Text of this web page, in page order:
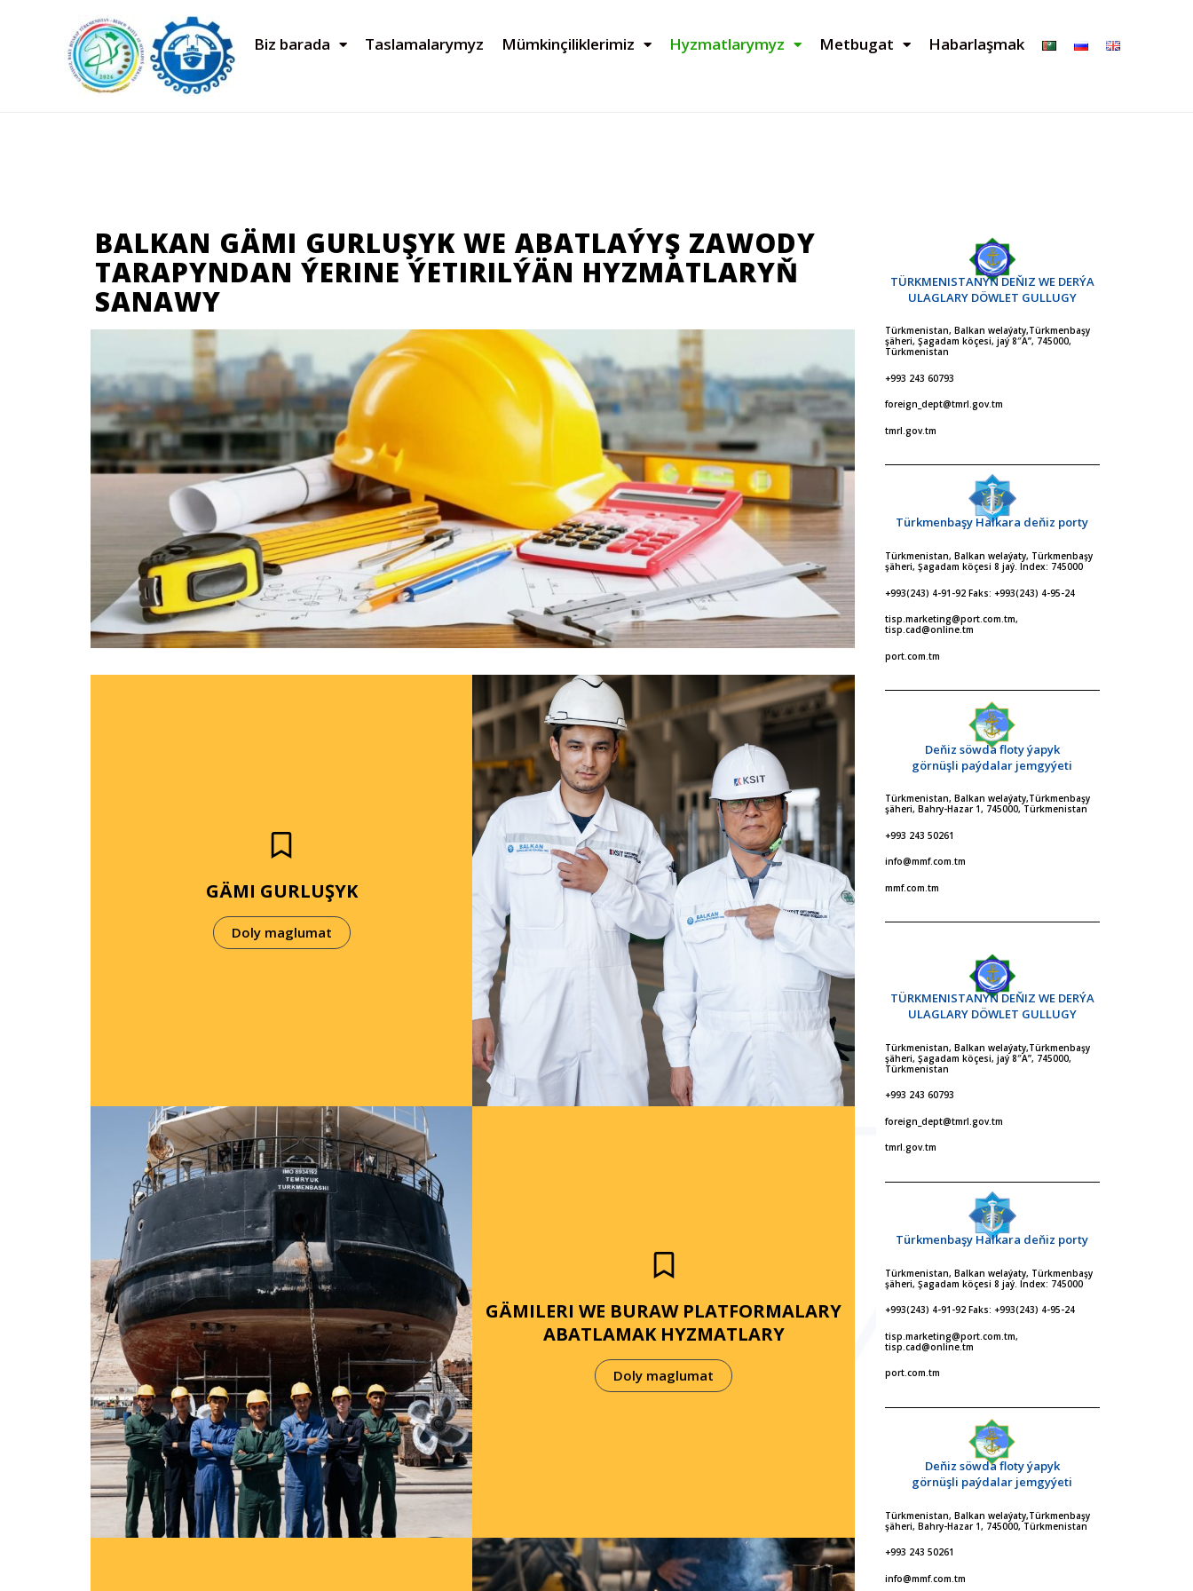
Biz barada Taslamalarymyz Mümkinçiliklerimiz Hyzmatlarymyz Metbugat Habarlaşmak
BALKAN GÄMI GURLUŞYK WE ABATLAÝYŞ ZAWODY
TARAPYNDAN ÝERINE ÝETIRILÝÄN HYZMATLARYŇ
SANAWY
GÄMI GURLUŞYK
Doly maglumat
GÄMILERI WE BURAW PLATFORMALARY
ABATLAMAK HYZMATLARY
Doly maglumat
TÜRKMENISTANYŇ DEŇIZ WE DERÝA
ULAGLARY DÖWLET GULLUGY
Türkmenistan, Balkan welaýaty,Türkmenbaşy
şäheri, Şagadam köçesi, jaý 8″A”, 745000,
Türkmenistan
+993 243 60793
foreign_dept@tmrl.gov.tm
tmrl.gov.tm
Türkmenbaşy Halkara deňiz porty
Türkmenistan, Balkan welaýaty, Türkmenbaşy
şäheri, Şagadam köçesi 8 jaý. Index: 745000
+993(243) 4-91-92 Faks: +993(243) 4-95-24
tisp.marketing@port.com.tm,
tisp.cad@online.tm
port.com.tm
Deňiz söwda floty ýapyk
görnüşli paýdalar jemgyýeti
Türkmenistan, Balkan welaýaty,Türkmenbaşy
şäheri, Bahry-Hazar 1, 745000, Türkmenistan
+993 243 50261
info@mmf.com.tm
mmf.com.tm
TÜRKMENISTANYŇ DEŇIZ WE DERÝA
ULAGLARY DÖWLET GULLUGY
Türkmenistan, Balkan welaýaty,Türkmenbaşy
şäheri, Şagadam köçesi, jaý 8″A”, 745000,
Türkmenistan
+993 243 60793
foreign_dept@tmrl.gov.tm
tmrl.gov.tm
Türkmenbaşy Halkara deňiz porty
Türkmenistan, Balkan welaýaty, Türkmenbaşy
şäheri, Şagadam köçesi 8 jaý. Index: 745000
+993(243) 4-91-92 Faks: +993(243) 4-95-24
tisp.marketing@port.com.tm,
tisp.cad@online.tm
port.com.tm
Deňiz söwda floty ýapyk
görnüşli paýdalar jemgyýeti
Türkmenistan, Balkan welaýaty,Türkmenbaşy
şäheri, Bahry-Hazar 1, 745000, Türkmenistan
+993 243 50261
info@mmf.com.tm